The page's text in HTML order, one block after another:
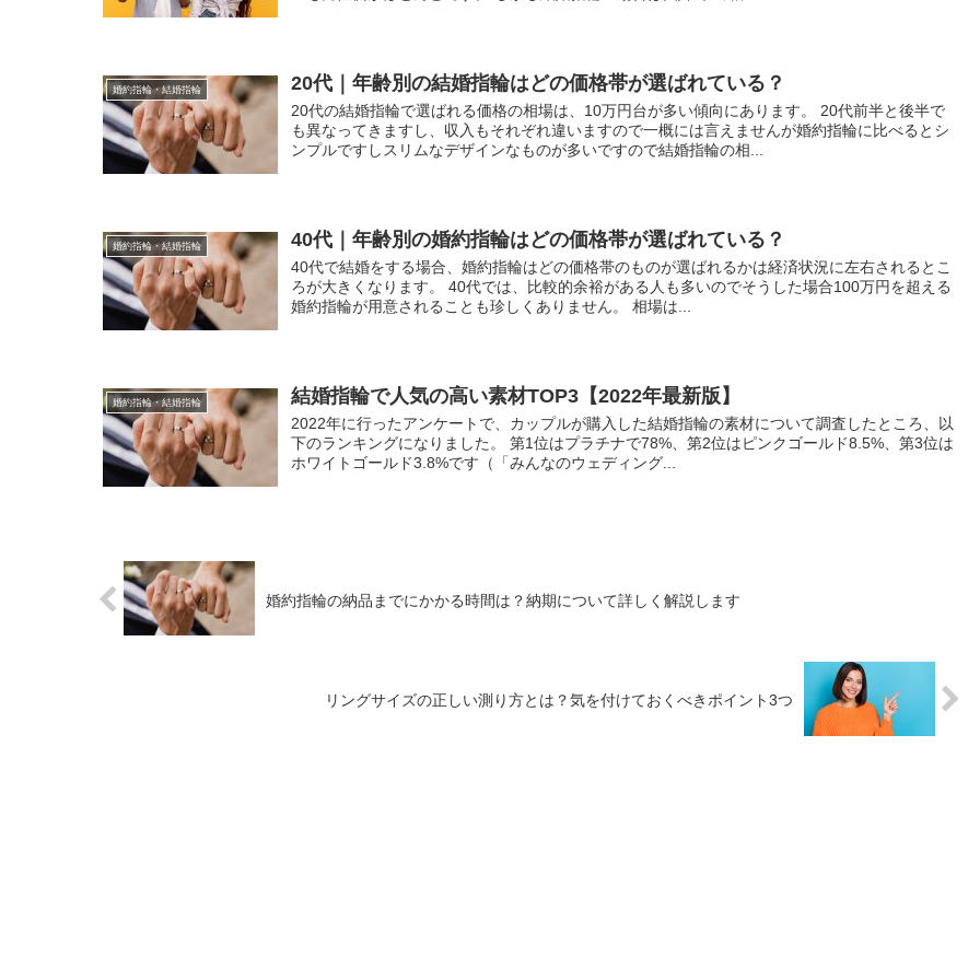
婚約指輪・結婚指輪 20代｜年齢別の結婚指輪はどの価格帯が選ばれている？
20代の結婚指輪で選ばれる価格の相場は、10万円台が多い傾向にあります。 20代前半と後半で
も異なってきますし、収入もそれぞれ違いますので一概には言えませんが婚約指輪に比べるとシ
ンプルですしスリムなデザインなものが多いですので結婚指輪の相...
婚約指輪・結婚指輪 40代｜年齢別の婚約指輪はどの価格帯が選ばれている？
40代で結婚をする場合、婚約指輪はどの価格帯のものが選ばれるかは経済状況に左右されるとこ
ろが大きくなります。 40代では、比較的余裕がある人も多いのでそうした場合100万円を超える
婚約指輪が用意されることも珍しくありません。 相場は...
婚約指輪・結婚指輪 結婚指輪で人気の高い素材TOP3【2022年最新版】
2022年に行ったアンケートで、カップルが購入した結婚指輪の素材について調査したところ、以
下のランキングになりました。 第1位はプラチナで78%、第2位はピンクゴールド8.5%、第3位は
ホワイトゴールド3.8%です（「みんなのウェディング...
婚約指輪の納品までにかかる時間は？納期について詳しく解説します
リングサイズの正しい測り方とは？気を付けておくべきポイント3つ